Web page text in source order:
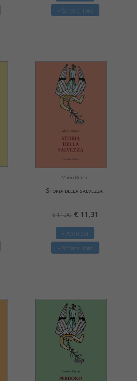
» Scheda libro
Mario Bracci
Storia della salvezza
€ 11,90 € 11,31
» Acquista
» Scheda libro